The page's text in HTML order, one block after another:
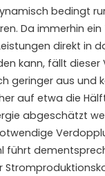
bedingt
Da immerhin ein
direkt in
kann, fällt dieser
geringer aus und
auf etwa die
abgeschätzt
führt